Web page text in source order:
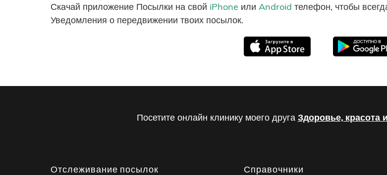
Скачай приложение Посылки на свой iPhone или Android телефон, чтобы
Уведомления о передвижении твоих посылок.
Посетите онлайн клинику моего друга Здоровье, красота
Отслеживание посылок Справочники